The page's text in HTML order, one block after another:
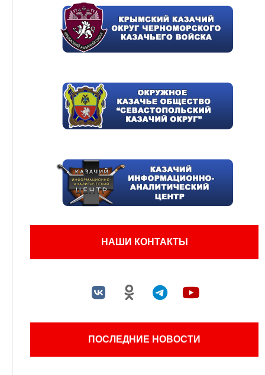
НАШИ КОНТАКТЫ
ПОСЛЕДНИЕ НОВОСТИ